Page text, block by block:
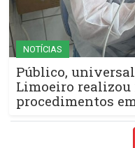
NOTÍCIAS
Público, universal
Limoeiro realizou
procedimentos